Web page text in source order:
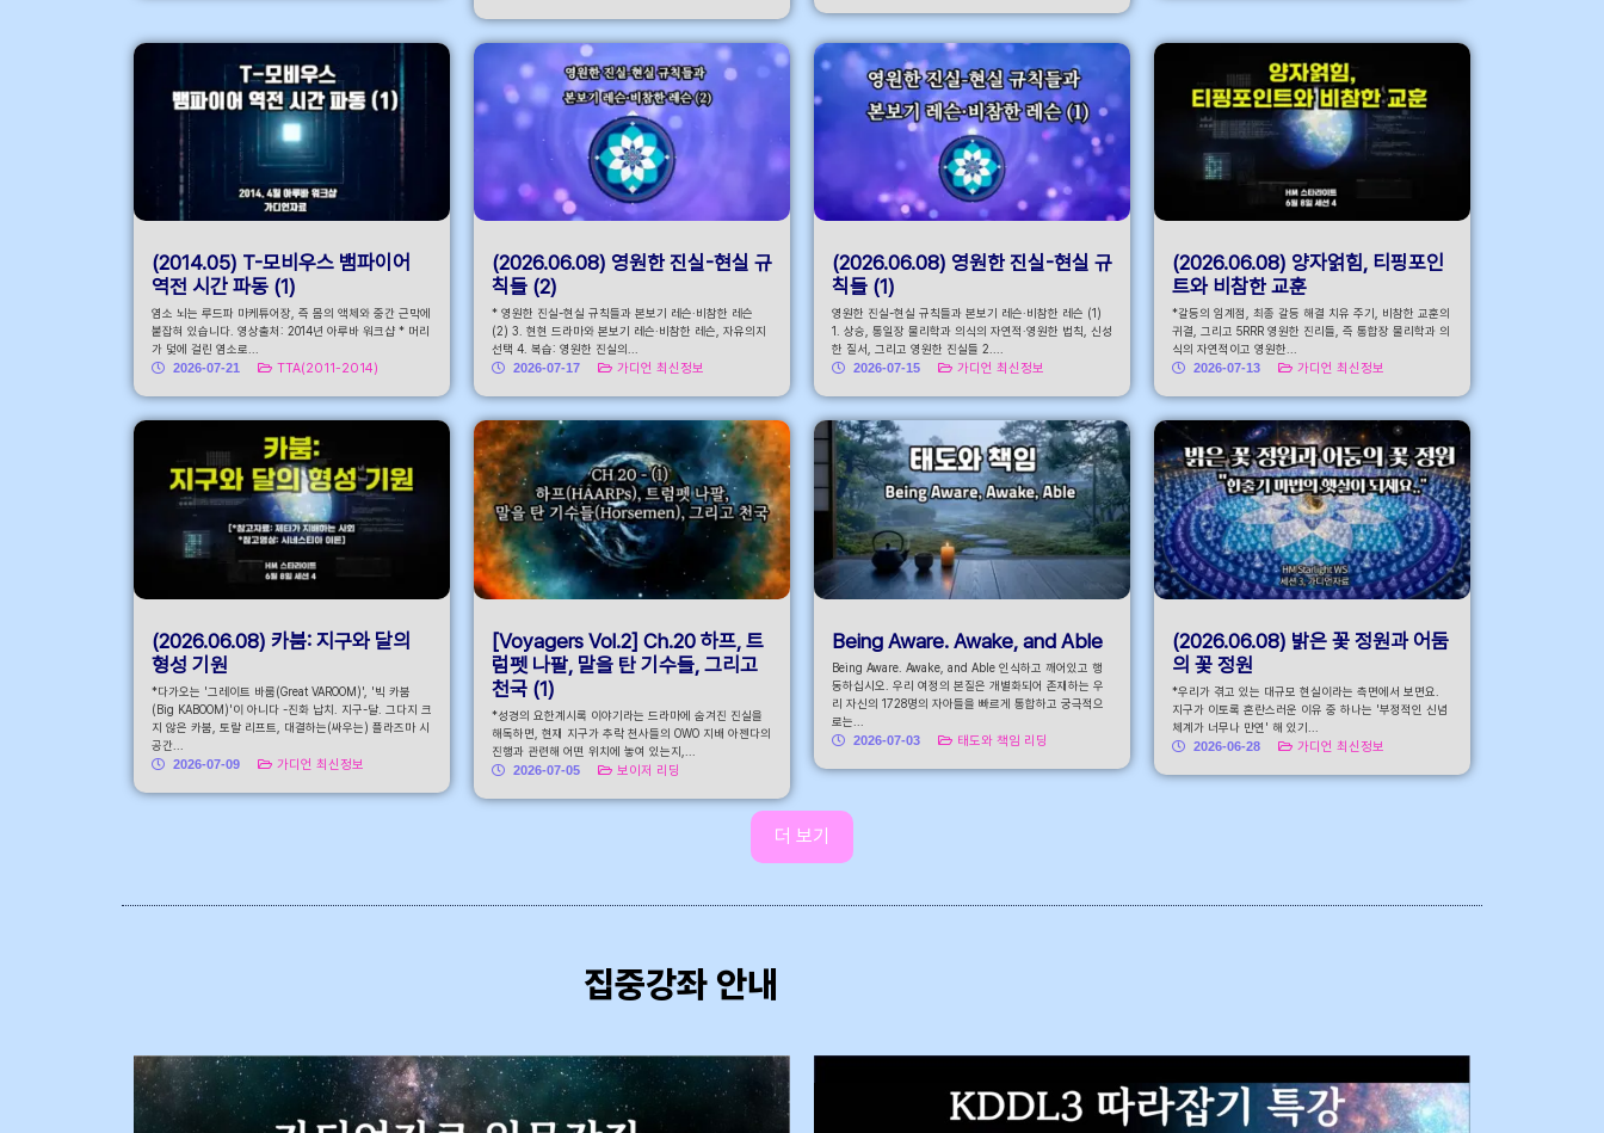
(2014.05) T-모비우스 뱀파이어
역전 시간 파동 (1)
염소 뇌는 루드파 마케튜어장, 즉 몸의 액체와 중간 근막에
붙잡혀 있습니다. 영상출처: 2014년 아루바 워크샵 * 머리
가 덫에 걸린 염소로...
2026-07-21
TTA(2011-2014)
(2026.06.08) 영원한 진실-현실 규
칙들 (2)
* 영원한 진실-현실 규칙들과 본보기 레슨·비참한 레슨
(2) 3. 현현 드라마와 본보기 레슨·비참한 레슨, 자유의지
선택 4. 복습: 영원한 진실의...
2026-07-17
가디언 최신정보
(2026.06.08) 영원한 진실-현실 규
칙들 (1)
영원한 진실-현실 규칙들과 본보기 레슨·비참한 레슨 (1)
1. 상승, 통일장 물리학과 의식의 자연적·영원한 법칙, 신성
한 질서, 그리고 영원한 진실들 2....
2026-07-15
가디언 최신정보
(2026.06.08) 양자얽힘, 티핑포인
트와 비참한 교훈
*갈등의 임계점, 최종 갈등 해결 치유 주기, 비참한 교훈의
귀결, 그리고 5RRR 영원한 진리들, 즉 통합장 물리학과 의
식의 자연적이고 영원한...
2026-07-13
가디언 최신정보
(2026.06.08) 카붐: 지구와 달의
형성 기원
*다가오는 '그레이트 바룸(Great VAROOM)', '빅 카붐
(Big KABOOM)'이 아니다 -진화 납치. 지구-달. 그다지 크
지 않은 카붐, 토랄 리프트, 대결하는(싸우는) 플라즈마 시
공간...
2026-07-09
가디언 최신정보
[Voyagers Vol.2] Ch.20 하프, 트
럼펫 나팔, 말을 탄 기수들, 그리고
천국 (1)
*성경의 요한계시록 이야기라는 드라마에 숨겨진 진실을
해독하면, 현재 지구가 추락 천사들의 OWO 지배 아젠다의
진행과 관련해 어떤 위치에 놓여 있는지,...
2026-07-05
보이저 리딩
Being Aware. Awake, and Able
Being Aware. Awake, and Able 인식하고 깨어있고 행
동하십시오. 우리 여정의 본질은 개별화되어 존재하는 우
리 자신의 1728명의 자아들을 빠르게 통합하고 궁극적으
로는...
2026-07-03
태도와 책임 리딩
(2026.06.08) 밝은 꽃 정원과 어둠
의 꽃 정원
*우리가 겪고 있는 대규모 현실이라는 측면에서 보면요.
지구가 이토록 혼란스러운 이유 중 하나는 '부정적인 신념
체계가 너무나 만연' 해 있기...
2026-06-28
가디언 최신정보
더 보기
집중강좌 안내